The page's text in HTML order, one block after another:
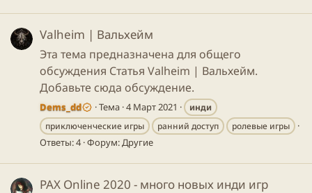
Valheim | Вальхейм
Эта тема предназначена для общего
обсуждения Статья Valheim | Вальхейм.
Добавьте сюда обсуждение.
Dems_dd Тема 4 Март 2021
инди
приключенческие игры
ранний доступ ролевые игры
Ответы: 4 Форум:Другие
PAX Online 2020 - много новых инди игр